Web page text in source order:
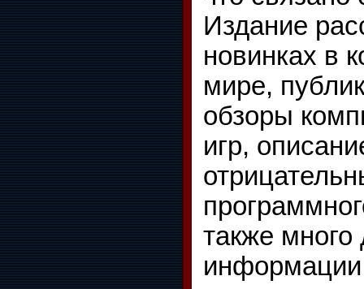
Издание
новинках в
мире,
обзоры
игр,
также много